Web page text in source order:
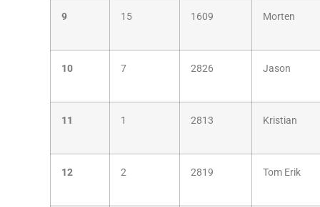
9 15 1609 Morten
10 7 2826 Jason
11 1 2813 Kristian
12 2 2819 Tom Erik